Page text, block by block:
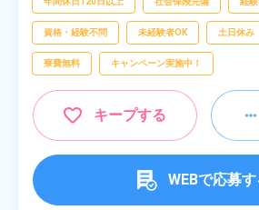
資格・経験不問 未経験者OK 土日休み
寮費無料 キャンペーン実施中！
キープする
WEBで応募す